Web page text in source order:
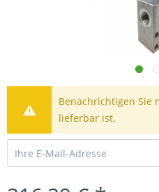
Benachrichtigen Sie
lieferbar ist.